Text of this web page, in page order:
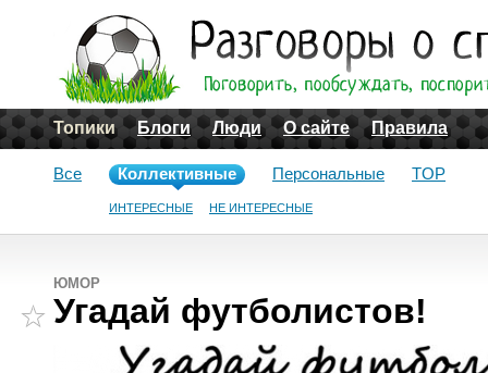
Топики Блоги Люди О сайте Правила
Все Коллективные
ИНТЕРЕСНЫЕ НЕ ИНТЕРЕСНЫЕ
Персональные TOP
ЮМОР
Угадай футболистов!